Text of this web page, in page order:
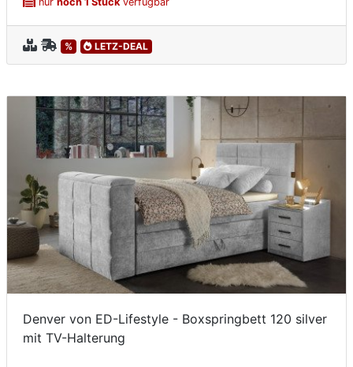
% LETZ-DEAL
Denver von ED-Lifestyle - Boxspringbett 120 silver
mit TV-Halterung